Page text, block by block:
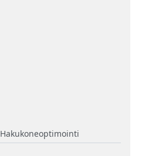
Hakukoneoptimointi